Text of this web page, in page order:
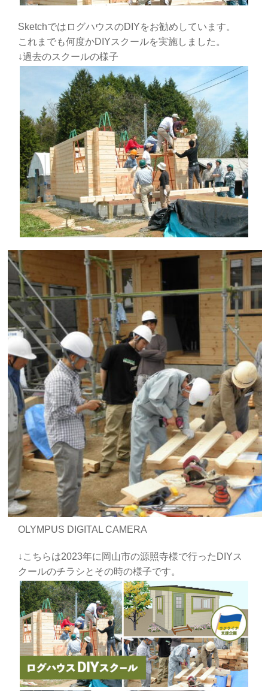
SketchではログハウスのDIYをお勧めしています。
これまでも何度かDIYスクールを実施しました。
↓過去のスクールの様子
OLYMPUS DIGITAL CAMERA
↓こちらは2023年に岡山市の源照寺様で行ったDIYス
クールのチラシとその時の様子です。